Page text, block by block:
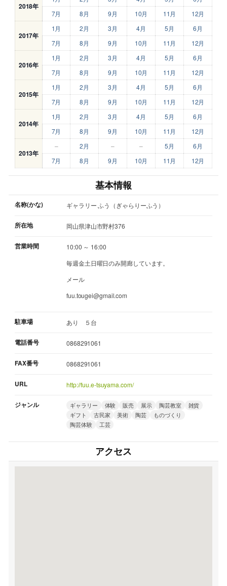
2018年
7月
8月 9月 10月 11月 12月
2017年
1月 2月 3月 4月 5月
6月
7月
8月 9月 10月 11月 12月
2016年
1月 2月 3月 4月 5月
6月
7月
8月 9月 10月 11月 12月
2015年
1月 2月 3月 4月 5月
6月
7月
8月 9月 10月 11月 12月
2014年
1月 2月 3月 4月 5月
6月
7月
8月 9月 10月 11月 12月
2013年
– 2月 – – 5月
6月
7月
8月 9月 10月 11月 12月
基本情報
名称(かな) ギャラリー ふう（ぎゃらりーふう）
所在地 岡山県津山市野村376
営業時間
10:00 ～ 16:00
毎週金土日曜日のみ開廊しています。
メール
fuu.tougei@gmail.com
駐車場 あり ５台
電話番号 0868291061
FAX番号 0868291061
URL http://fuu.e-tsuyama.com/
ジャンル ギャラリー 体験 販売 展示 陶芸教室
雑貨
ギフト
古民家 美術 陶芸
ものづくり
陶芸体験
工芸
アクセス